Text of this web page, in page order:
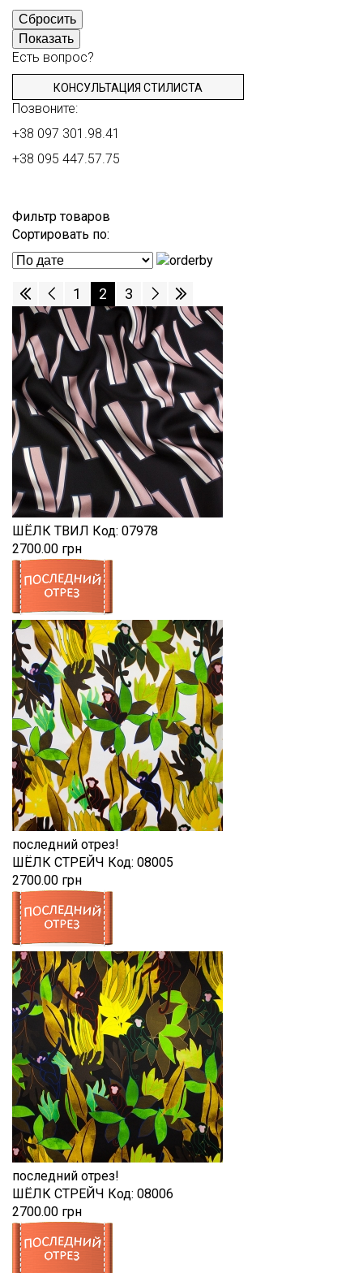
Сбросить
Показать
Есть вопрос?
КОНСУЛЬТАЦИЯ СТИЛИСТА
Позвоните:
+38 097 301.98.41
+38 095 447.57.75
Фильтр товаров
Сортировать по:
1 2 3
ШЁЛК ТВИЛ Код: 07978
2700.00 грн
последний отрез!
ШЁЛК СТРЕЙЧ Код: 08005
2700.00 грн
последний отрез!
ШЁЛК СТРЕЙЧ Код: 08006
2700.00 грн